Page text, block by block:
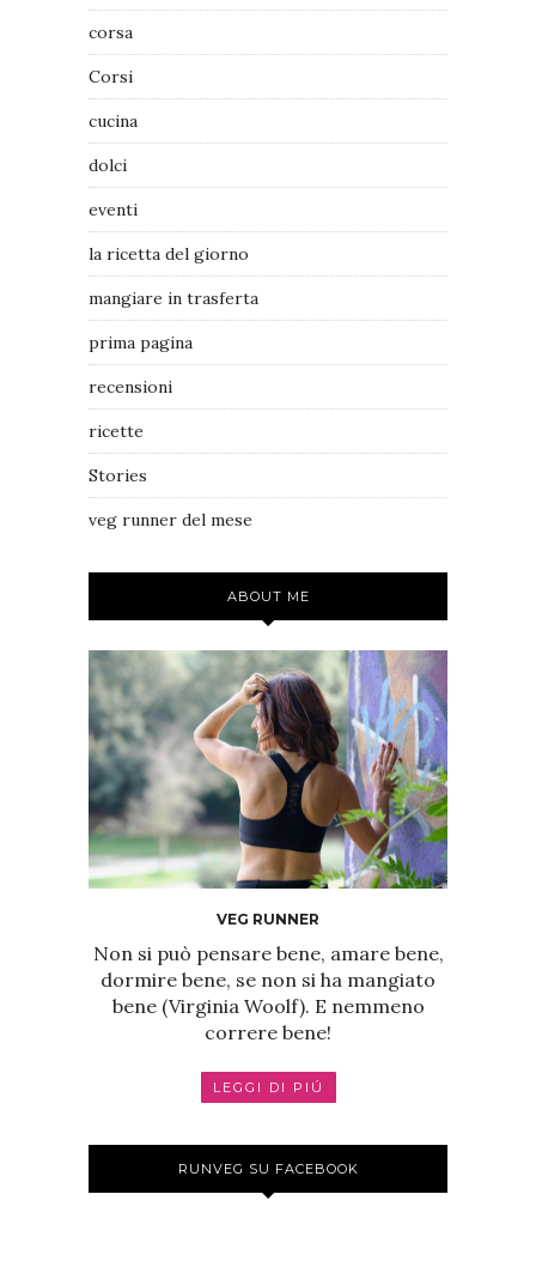
corsa
Corsi
cucina
dolci
eventi
la ricetta del giorno
mangiare in trasferta
prima pagina
recensioni
ricette
Stories
veg runner del mese
ABOUT ME
VEG RUNNER
Non si può pensare bene, amare bene,
dormire bene, se non si ha mangiato
bene (Virginia Woolf). E nemmeno
correre bene!
LEGGI DI PIÚ
RUNVEG SU FACEBOOK